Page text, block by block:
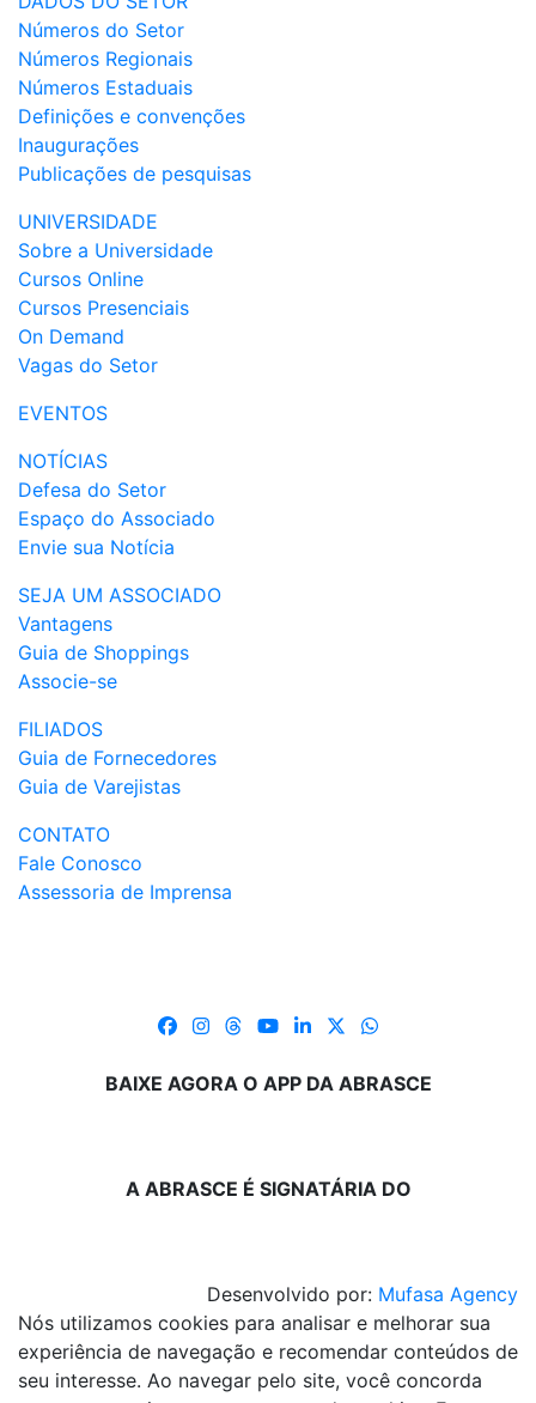
Números do Setor
Números Regionais
Números Estaduais
Definições e convenções
Inaugurações
Publicações de pesquisas
UNIVERSIDADE
Sobre a Universidade
Cursos Online
Cursos Presenciais
On Demand
Vagas do Setor
EVENTOS
NOTÍCIAS
Defesa do Setor
Espaço do Associado
Envie sua Notícia
SEJA UM ASSOCIADO
Vantagens
Guia de Shoppings
Associe-se
FILIADOS
Guia de Fornecedores
Guia de Varejistas
CONTATO
Fale Conosco
Assessoria de Imprensa
BAIXE AGORA O APP DA ABRASCE
A ABRASCE É SIGNATÁRIA DO
Desenvolvido por: Mufasa Agency
Nós utilizamos cookies para analisar e melhorar sua
experiência de navegação e recomendar conteúdos de
seu interesse. Ao navegar pelo site, você concorda